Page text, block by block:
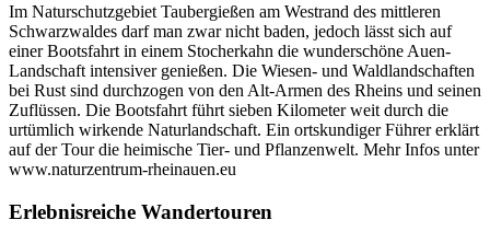
Im Naturschutzgebiet Taubergießen am Westrand des mittleren
Schwarzwaldes darf man zwar nicht baden, jedoch lässt sich auf
einer Bootsfahrt in einem Stocherkahn die wunderschöne Auen-
Landschaft intensiver genießen. Die Wiesen- und Waldlandschaften
bei Rust sind durchzogen von den Alt-Armen des Rheins und seinen
Zuflüssen. Die Bootsfahrt führt sieben Kilometer weit durch die
urtümlich wirkende Naturlandschaft. Ein ortskundiger Führer erklärt
auf der Tour die heimische Tier- und Pflanzenwelt. Mehr Infos unter
www.naturzentrum-rheinauen.eu
Erlebnisreiche Wandertouren